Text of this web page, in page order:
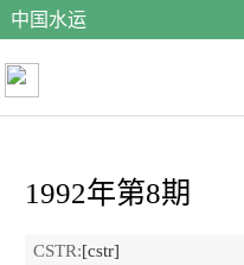
中国水运
1992年第8期
CSTR:[cstr]